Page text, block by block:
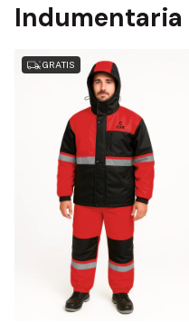
Indumentaria
GRATIS